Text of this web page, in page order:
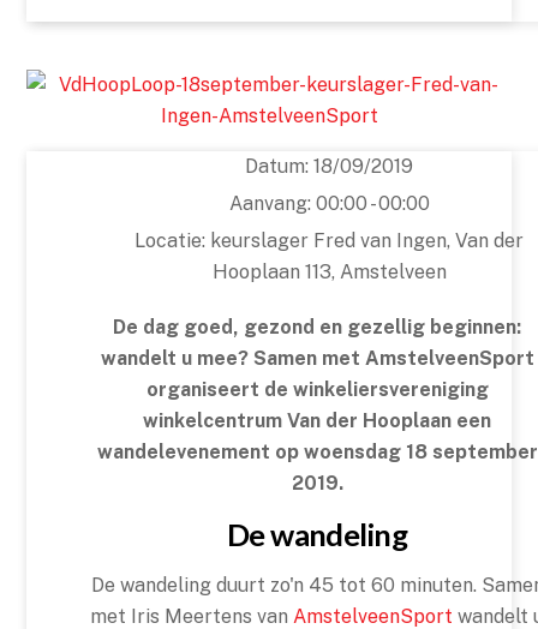
Datum: 18/09/2019
Aanvang: 00:00 - 00:00
Locatie: keurslager Fred van Ingen, Van der
Hooplaan 113, Amstelveen
De dag goed, gezond en gezellig beginnen:
wandelt u mee? Samen met AmstelveenSport
organiseert de winkeliersvereniging
winkelcentrum Van der Hooplaan een
wandelevenement op woensdag 18 september
2019.
De wandeling
De wandeling duurt zo'n 45 tot 60 minuten.
met Iris Meertens van AmstelveenSport wandelt